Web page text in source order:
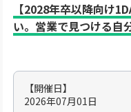
【2028年卒以降向け
い。営業で見つける自
【開催日】
2026年07月01日